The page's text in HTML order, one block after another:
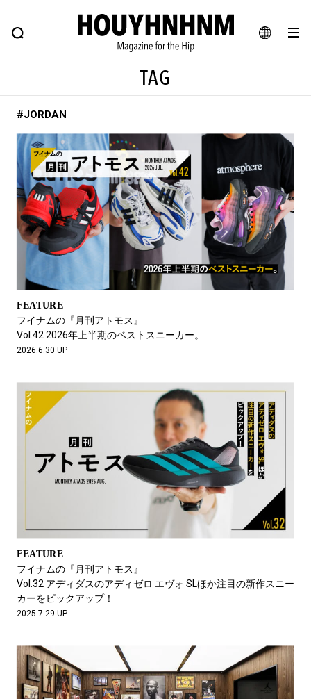
JA
FEATURE BLOG SNAP
ヒップなファッション、カルチャー、ライフスタイルWEBマガジン
#注目のタグ
#SHOPPING ADDICT #憧れの逸品
#ESSENTIAL DESIGNS #古着サミット
#NEW VINTAGE #マイナーグッド図鑑
#路地裏てぃーん。 #MONTHLY JOURNAL
#GH 銘品の所以 #フイナムのYouTube
#Commune H #FOCUS IT #AH.H
#ととけん #FASHION #MUSIC #MOVIE
#LIFESTYLE
#SPORTS #HANDSOME HANDBOOK
TAG
#JORDAN
FEATURE
フイナムの『月刊アトモス』
Vol.42 2026年上半期のベストスニーカー。
2026.6.30 UP
FEATURE
フイナムの『月刊アトモス』
Vol.32 アディダスのアディゼロ エヴォ SLほか注目の新作スニー
カーをピックアップ！
2025.7.29 UP